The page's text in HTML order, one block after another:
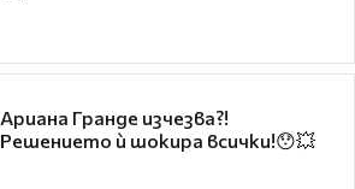
Ариана Гранде изчезва?!
Решението ѝ шокира всички!😯💥